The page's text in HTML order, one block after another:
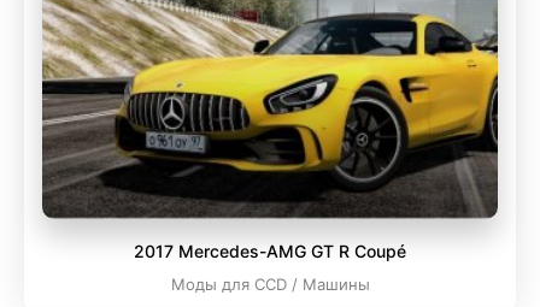
2017 Mercedes-AMG GT R Coupé
Моды для CCD / Машины